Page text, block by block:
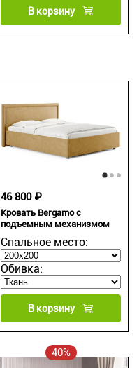
В корзину
Кровать Bergamo с
подъемным механизмом
Спальное место:
Обивка:
46 800 ₽
В корзину
40%